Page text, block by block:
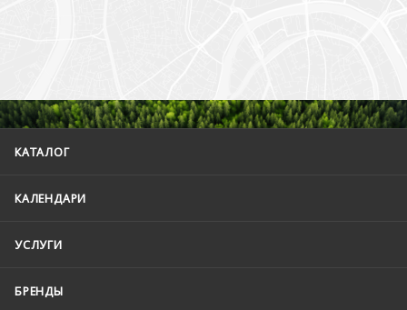
КАТАЛОГ
КАЛЕНДАРИ
УСЛУГИ
БРЕНДЫ